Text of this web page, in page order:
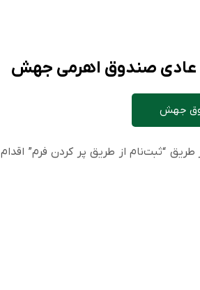
عادی صندوق اهرمی جهش
جهش
“ثبت‌نام از طریق پر کردن فرم” اقدام